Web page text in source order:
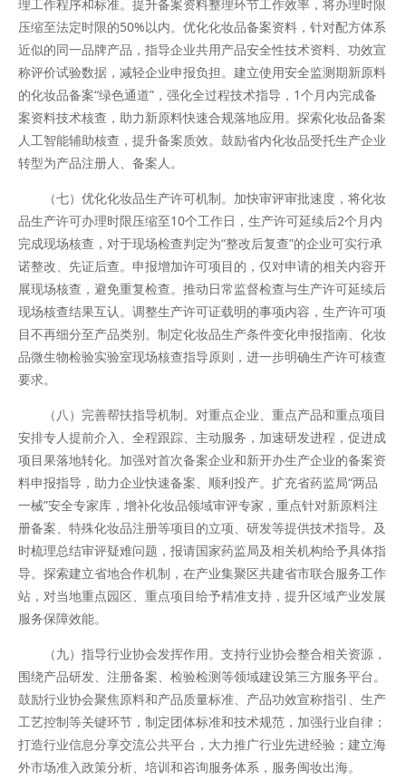
理工作程序和标准。提升备案资料整理环节工作效率，将办理时限
压缩至法定时限的50%以内。优化化妆品备案资料，针对配方体系
近似的同一品牌产品，指导企业共用产品安全性技术资料、功效宣
称评价试验数据，减轻企业申报负担。建立使用安全监测期新原料
的化妆品备案“绿色通道”，强化全过程技术指导，1个月内完成备
案资料技术核查，助力新原料快速合规落地应用。探索化妆品备案
人工智能辅助核查，提升备案质效。鼓励省内化妆品受托生产企业
转型为产品注册人、备案人。
（七）优化化妆品生产许可机制。加快审评审批速度，将化妆
品生产许可办理时限压缩至10个工作日，生产许可延续后2个月内
完成现场核查，对于现场检查判定为“整改后复查”的企业可实行承
诺整改、先证后查。申报增加许可项目的，仅对申请的相关内容开
展现场核查，避免重复检查。推动日常监督检查与生产许可延续后
现场核查结果互认。调整生产许可证载明的事项内容，生产许可项
目不再细分至产品类别。制定化妆品生产条件变化申报指南、化妆
品微生物检验实验室现场核查指导原则，进一步明确生产许可核查
要求。
（八）完善帮扶指导机制。对重点企业、重点产品和重点项目
安排专人提前介入、全程跟踪、主动服务，加速研发进程，促进成
项目果落地转化。加强对首次备案企业和新开办生产企业的备案资
料申报指导，助力企业快速备案、顺利投产。扩充省药监局“两品
一械”安全专家库，增补化妆品领域审评专家，重点针对新原料注
册备案、特殊化妆品注册等项目的立项、研发等提供技术指导。及
时梳理总结审评疑难问题，报请国家药监局及相关机构给予具体指
导。探索建立省地合作机制，在产业集聚区共建省市联合服务工作
站，对当地重点园区、重点项目给予精准支持，提升区域产业发展
服务保障效能。
（九）指导行业协会发挥作用。支持行业协会整合相关资源，
围绕产品研发、注册备案、检验检测等领域建设第三方服务平台。
鼓励行业协会聚焦原料和产品质量标准、产品功效宣称指引、生产
工艺控制等关键环节，制定团体标准和技术规范，加强行业自律；
打造行业信息分享交流公共平台，大力推广行业先进经验；建立海
外市场准入政策分析、培训和咨询服务体系，服务闽妆出海。